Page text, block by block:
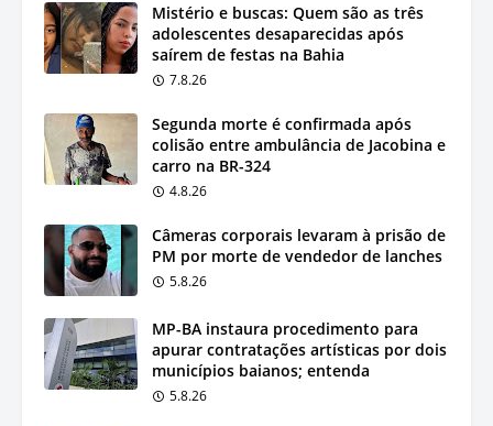
Mistério e buscas: Quem são as três
adolescentes desaparecidas após
saírem de festas na Bahia
7.8.26
Segunda morte é confirmada após
colisão entre ambulância de Jacobina e
carro na BR-324
4.8.26
Câmeras corporais levaram à prisão de
PM por morte de vendedor de lanches
5.8.26
MP-BA instaura procedimento para
apurar contratações artísticas por dois
municípios baianos; entenda
5.8.26